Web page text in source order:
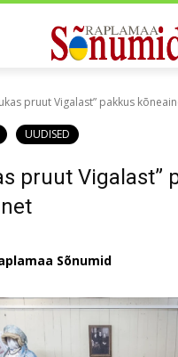
pruut Vigalast” pakkus
UUDISED
pruut Vigalast”
Sõnumid